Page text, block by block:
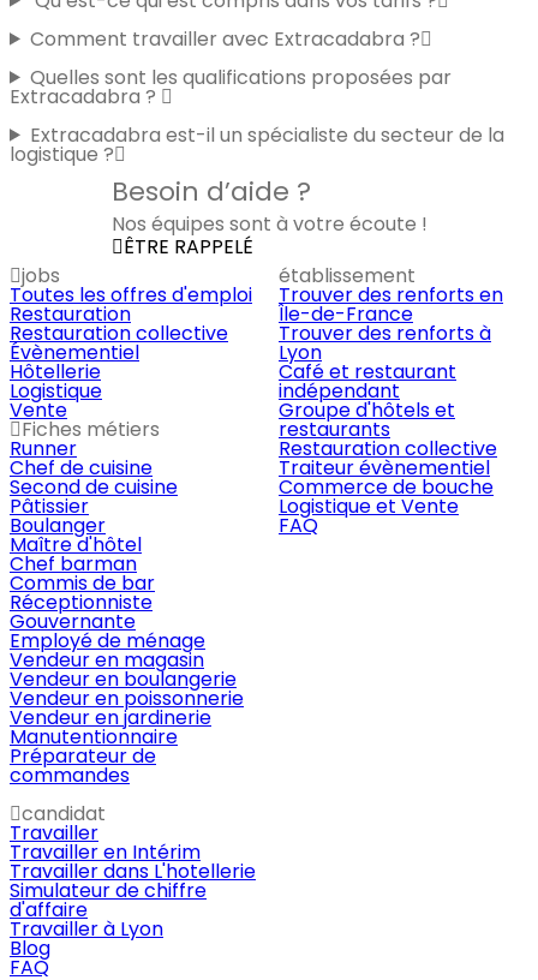
Comment travailler avec Extracadabra ?
Quelles sont les qualifications proposées par
Extracadabra ?
Extracadabra est-il un spécialiste du secteur de la
logistique ?
Besoin d’aide ?
Nos équipes sont à votre écoute !
ÊTRE RAPPELÉ
jobs
Toutes les offres d'emploi
Restauration
Restauration collective
Évènementiel
Hôtellerie
Logistique
Vente
Fiches métiers
Runner
Chef de cuisine
Second de cuisine
Pâtissier
Boulanger
Maître d'hôtel
Chef barman
Commis de bar
Réceptionniste
Gouvernante
Employé de ménage
Vendeur en magasin
Vendeur en boulangerie
Vendeur en poissonnerie
Vendeur en jardinerie
Manutentionnaire
Préparateur de
commandes
établissement
Trouver des renforts en
Île-de-France
Trouver des renforts à
Lyon
Café et restaurant
indépendant
Groupe d'hôtels et
restaurants
Restauration collective
Traiteur évènementiel
Commerce de bouche
Logistique et Vente
FAQ
candidat
Travailler
Travailler en Intérim
Travailler dans L'hotellerie
Simulateur de chiffre
d'affaire
Travailler à Lyon
Blog
FAQ